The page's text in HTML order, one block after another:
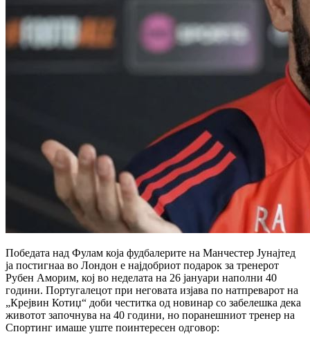
Победата над Фулам која фудбалерите на Манчестер Јунајтед
ја постигнаа во Лондон е најдобриот подарок за тренерот
Рубен Аморим, кој во неделата на 26 јануари наполни 40
години. Португалецот при неговата изјава по натпреварот на
„Крејвин Котиџ“ доби честитка од новинар со забелешка дека
животот започнува на 40 години, но поранешниот тренер на
Спортинг имаше уште поинтересен одговор: